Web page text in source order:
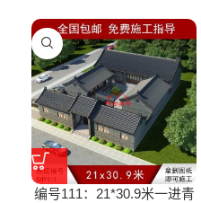
编号111：21*30.9米一进青